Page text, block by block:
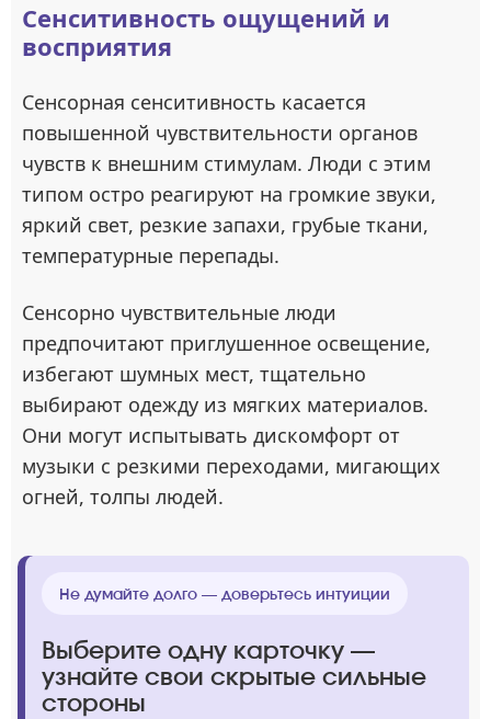
Сенситивность ощущений и
восприятия
Сенсорная сенситивность касается
повышенной чувствительности органов
чувств к внешним стимулам. Люди с этим
типом остро реагируют на громкие звуки,
яркий свет, резкие запахи, грубые ткани,
температурные перепады.
Сенсорно чувствительные люди
предпочитают приглушенное освещение,
избегают шумных мест, тщательно
выбирают одежду из мягких материалов.
Они могут испытывать дискомфорт от
музыки с резкими переходами, мигающих
огней, толпы людей.
Не думайте долго — доверьтесь интуиции
Выберите одну карточку —
узнайте свои скрытые сильные
стороны